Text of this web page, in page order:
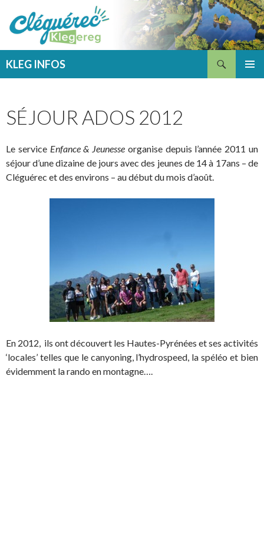
KLEG INFOS
SÉJOUR ADOS 2012
Le serviceEnfance & Jeunesse organise depuis l’année 2011 un
séjour d’une dizaine de jours avec des jeunes de 14 à 17ans – de
Cléguérec et des environs – au début du mois d’août.
En 2012, ils ont découvert les Hautes-Pyrénées et ses activités
‘locales’ telles que le canyoning, l’hydrospeed, la spéléo et bien
évidemment la rando en montagne….